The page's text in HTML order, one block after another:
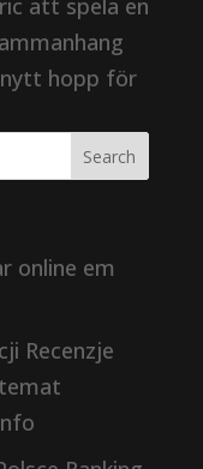
att spela en
nytt hopp för
online em
Recenzje